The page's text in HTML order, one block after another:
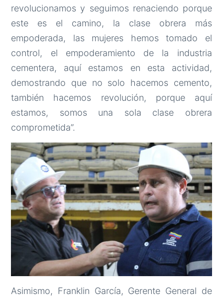
revolucionamos y seguimos renaciendo porque
este es el camino, la clase obrera más
empoderada, las mujeres hemos tomado el
control, el empoderamiento de la industria
cementera, aquí estamos en esta actividad,
demostrando que no solo hacemos cemento,
también hacemos revolución, porque aquí
estamos, somos una sola clase obrera
comprometida”.
Asimismo, Franklin García, Gerente General de